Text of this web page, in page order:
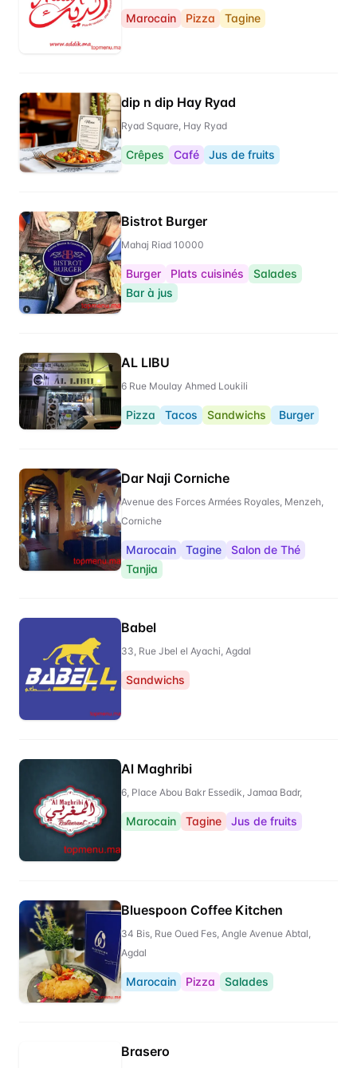
Marocain Pizza Tagine
dip n dip Hay Ryad
Ryad Square, Hay Ryad
Crêpes Café Jus de fruits
Bistrot Burger
Mahaj Riad 10000
Burger Plats cuisinés
Salades
Bar à jus
AL LIBU
6 Rue Moulay Ahmed Loukili
Pizza Tacos Sandwichs Burger
Dar Naji Corniche
Avenue des Forces Armées Royales, Menzeh,
Corniche
Marocain Tagine
Salon de Thé
Tanjia
Babel
33, Rue Jbel el Ayachi, Agdal
Sandwichs
Al Maghribi
6, Place Abou Bakr Essedik, Jamaa Badr,
Marocain Tagine Jus de fruits
Bluespoon Coffee Kitchen
34 Bis, Rue Oued Fes, Angle Avenue Abtal,
Agdal
Marocain Pizza Salades
Brasero